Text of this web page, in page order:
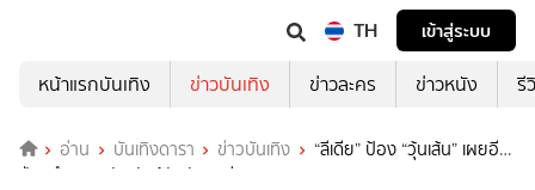
TH
เข้าสู่ระบบ
หน้าแรกบันเทิง
ข่าวบันเทิง ข่าวละคร ข่าวหนัง รี
อ่าน บันเทิงดารา ข่าวบันเทิง
“ลีเดีย” ป้อง “วุ้นเส้น” เผยอีก
ฝ่ายทำงานหนัก ยันรู้จักอักษรย่อ.ทุกคน